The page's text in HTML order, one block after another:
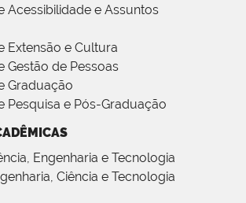
Acessibilidade e Assuntos
Extensão e Cultura
Gestão de Pessoas
Graduação
Pesquisa e Pós-Graduação
Engenharia e Tecnologia
Ciência e Tecnologia